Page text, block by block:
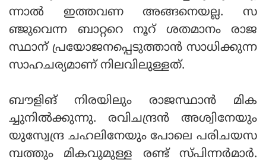
ന്നാല്‍ ഇത്തവണ അങ്ങനെയല്ല. സ
ഞ്ജുവെന്ന ബാറ്ററെ നൂറ് ശതമാനം രാജ
സ്ഥാന് പ്രയോജനപ്പെടുത്താന്‍ സാധിക്കുന്ന
സാഹചര്യമാണ് നിലവിലുള്ളത്.
ബൗളിങ് നിരയിലും രാജസ്ഥാന്‍ മിക
ച്ചുനില്‍ക്കുന്നു. രവിചന്ദ്രന്‍ അശ്വിനേയും
യുസ്വേന്ദ്ര ചഹലിനേയും പോലെ പരിചയസ
മ്പത്തും മികവുമുള്ള രണ്ട് സ്പിന്നര്‍മാര്‍.